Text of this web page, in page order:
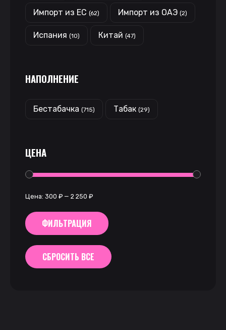
Импорт из ЕС (62) Импорт из ОАЭ (2)
Испания (10) Китай (47)
НАПОЛНЕНИЕ
Бестабачка (715) Табак (29)
ЦЕНА
ФИЛЬТРАЦИЯ
Цена: 300 ₽ — 2 250 ₽
СБРОСИТЬ ВСЕ